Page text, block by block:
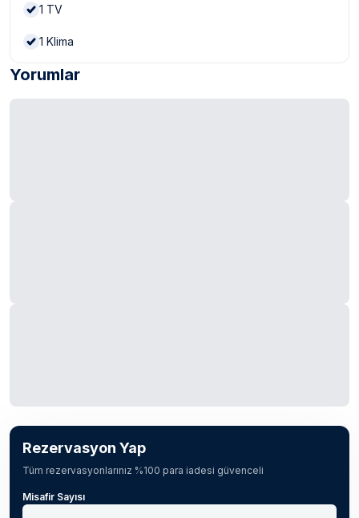
1 TV
1 Klima
Yorumlar
Rezervasyon Yap
Tüm rezervasyonlarınız %100 para iadesi güvenceli
Misafir Sayısı